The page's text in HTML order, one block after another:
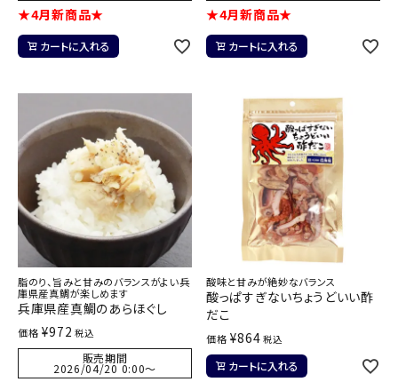
★4月新商品★
カートに入れる
★4月新商品★
カートに入れる
脂のり、旨みと甘みのバランスがよい兵
庫県産真鯛が楽しめます
兵庫県産真鯛のあらほぐし
価格 ¥972 税込
販売期間
2026/04/20 0:00〜
酸味と甘みが絶妙なバランス
酸っぱすぎないちょうどいい酢
だこ
価格 ¥864 税込
カートに入れる